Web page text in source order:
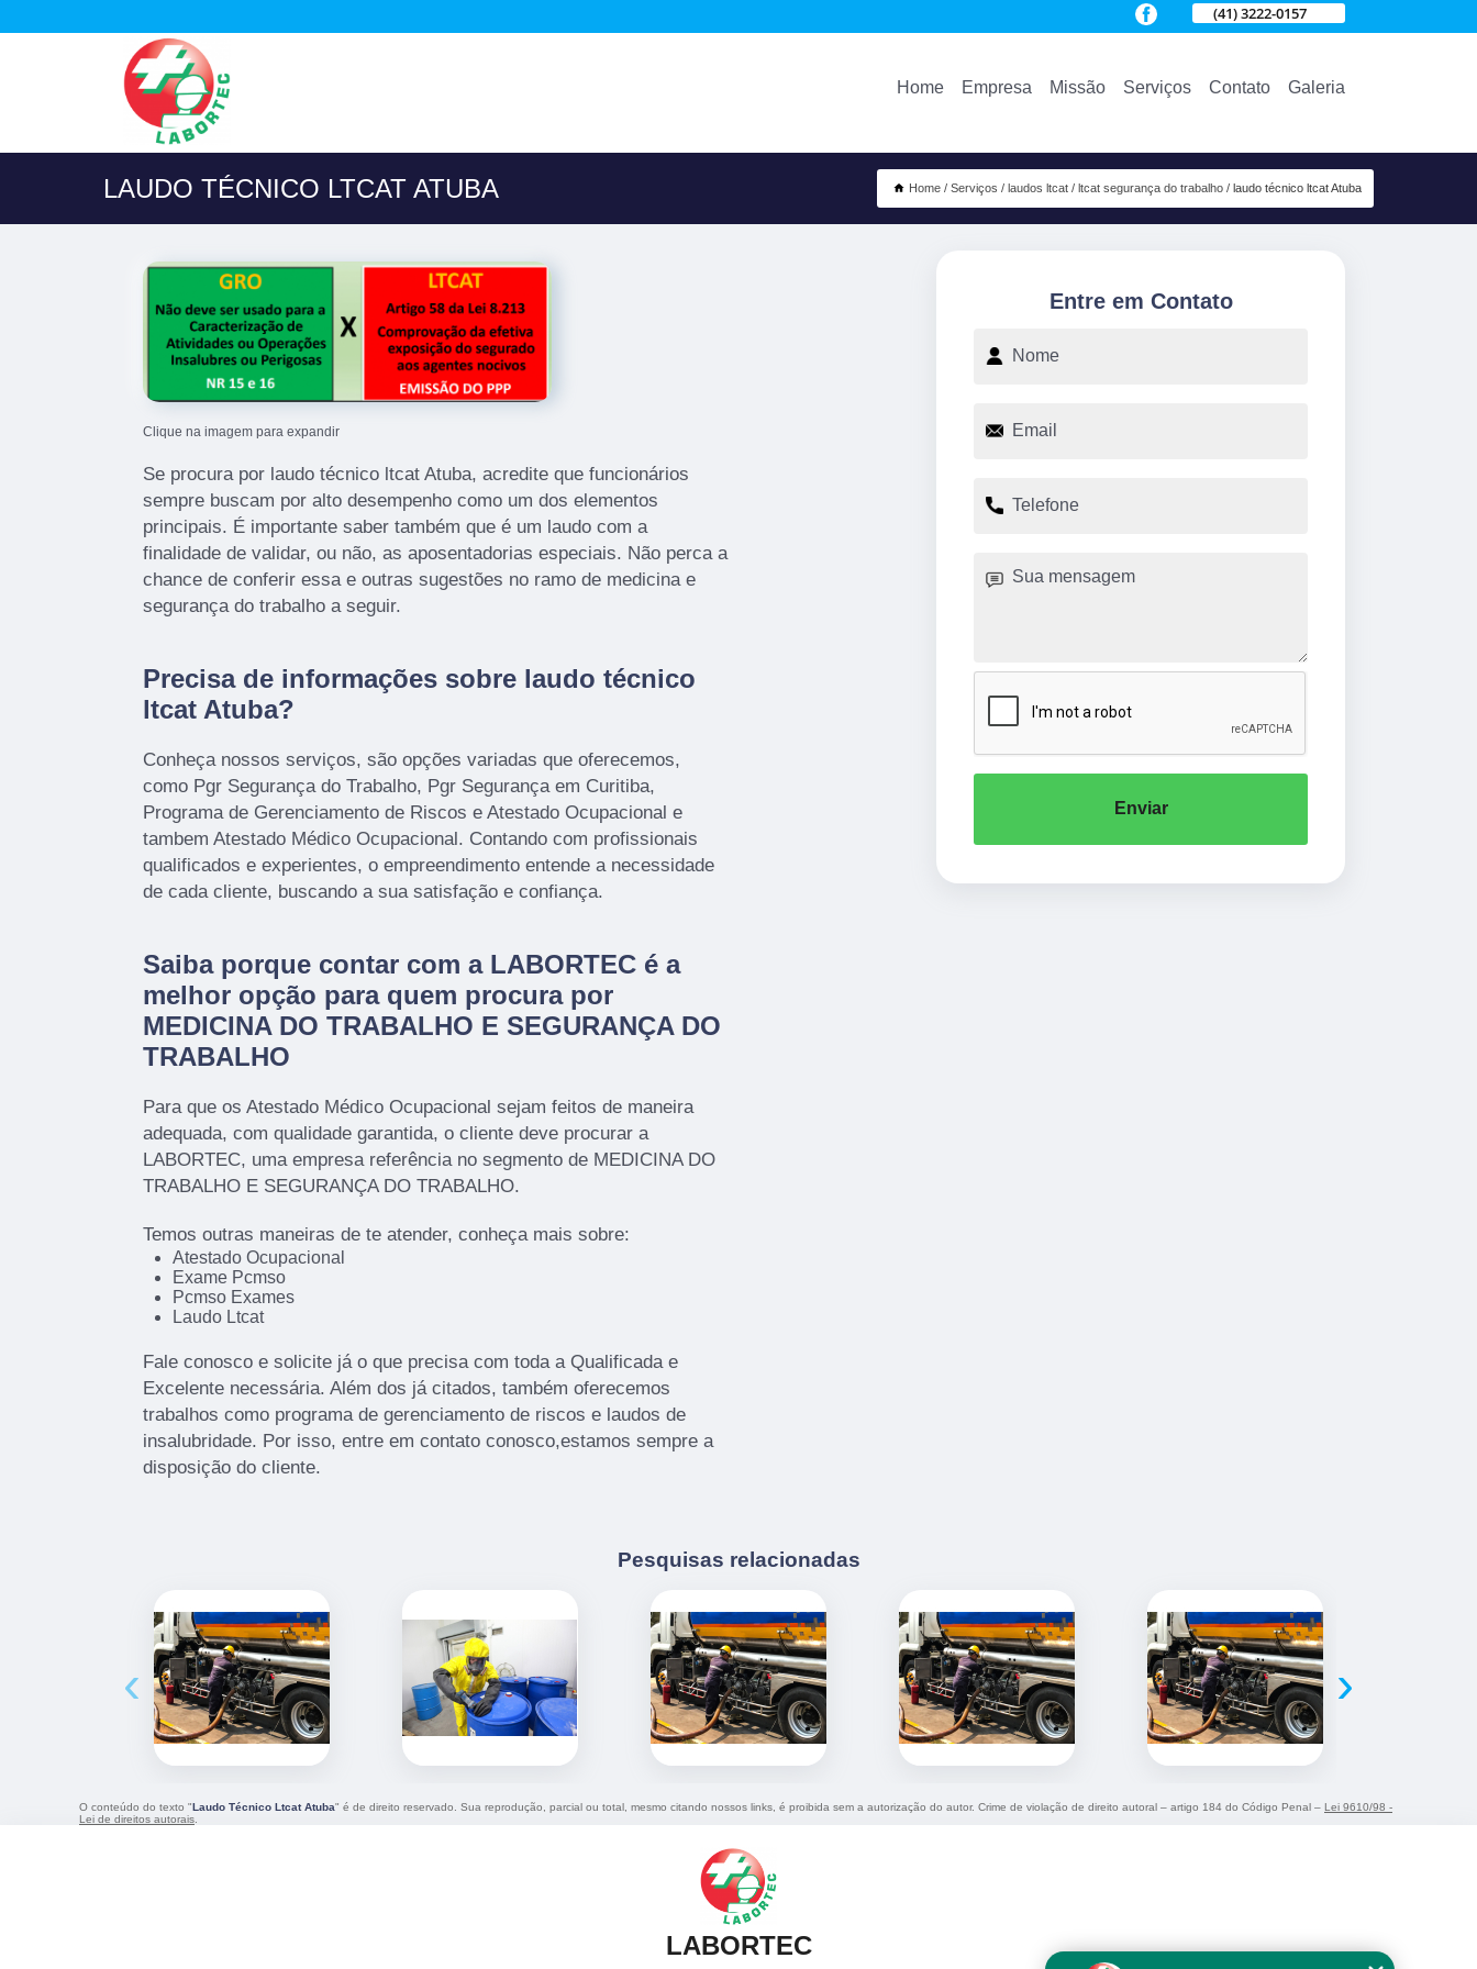
(41) 3222-0157
Home Empresa Missão Serviços Contato Galeria
LAUDO TÉCNICO LTCAT ATUBA Home Serviços laudos ltcat ltcat segurança do trabalho laudo técnico ltcat Atuba
Clique na imagem para expandir
Se procura por laudo técnico ltcat Atuba, acredite que funcionários
sempre buscam por alto desempenho como um dos elementos
principais. É importante saber também que é um laudo com a
finalidade de validar, ou não, as aposentadorias especiais. Não perca a
chance de conferir essa e outras sugestões no ramo de medicina e
segurança do trabalho a seguir.
Precisa de informações sobre laudo técnico
ltcat Atuba?
Conheça nossos serviços, são opções variadas que oferecemos,
como Pgr Segurança do Trabalho, Pgr Segurança em Curitiba,
Programa de Gerenciamento de Riscos e Atestado Ocupacional e
tambem Atestado Médico Ocupacional. Contando com profissionais
qualificados e experientes, o empreendimento entende a necessidade
de cada cliente, buscando a sua satisfação e confiança.
Saiba porque contar com a LABORTEC é a
melhor opção para quem procura por
MEDICINA DO TRABALHO E SEGURANÇA DO
TRABALHO
Para que os Atestado Médico Ocupacional sejam feitos de maneira
adequada, com qualidade garantida, o cliente deve procurar a
LABORTEC, uma empresa referência no segmento de MEDICINA DO
TRABALHO E SEGURANÇA DO TRABALHO.
Temos outras maneiras de te atender, conheça mais sobre:
Atestado Ocupacional
Exame Pcmso
Pcmso Exames
Laudo Ltcat
Fale conosco e solicite já o que precisa com toda a Qualificada e
Excelente necessária. Além dos já citados, também oferecemos
trabalhos como programa de gerenciamento de riscos e laudos de
insalubridade. Por isso, entre em contato conosco,estamos sempre a
disposição do cliente.
Entre em Contato
Enviar
Pesquisas relacionadas
‹ ›
O conteúdo do texto "Laudo Técnico Ltcat Atuba" é de direito reservado. Sua reprodução, parcial ou total, mesmo citando nossos links, é proibida sem a autorização do autor. Crime de violação de direito autoral – artigo 184 do Código Penal – Lei 9610/98 -
Lei de direitos autorais
LABORTEC